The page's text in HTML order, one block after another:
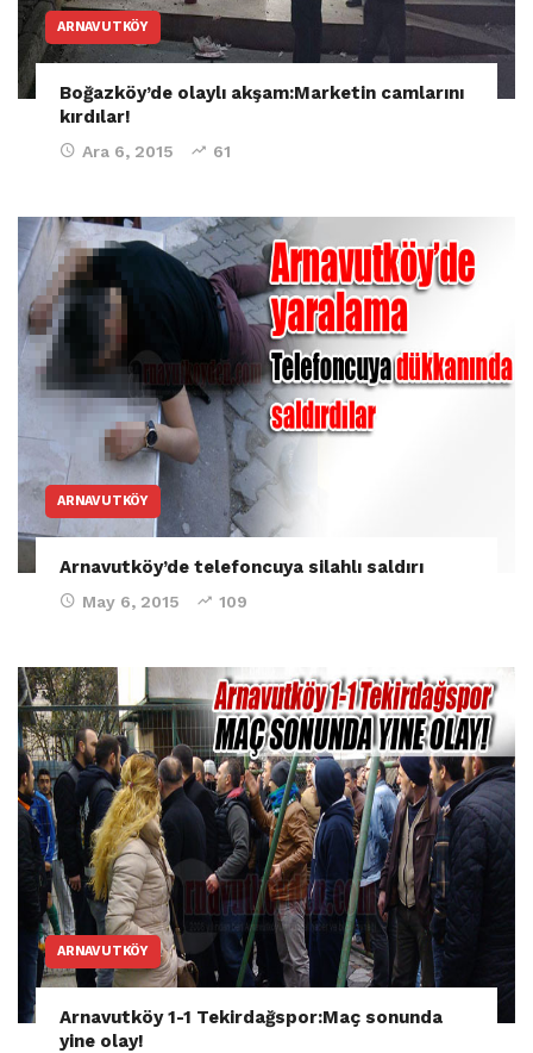
ARNAVUTKÖY
Boğazköy’de olaylı akşam:Marketin camlarını
kırdılar!
Ara 6, 2015 61
ARNAVUTKÖY
Arnavutköy’de telefoncuya silahlı saldırı
May 6, 2015 109
ARNAVUTKÖY
Arnavutköy 1-1 Tekirdağspor:Maç sonunda
yine olay!